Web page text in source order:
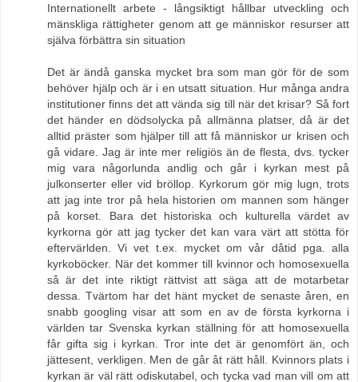
Internationellt arbete - långsiktigt hållbar utveckling och
mänskliga rättigheter genom att ge människor resurser att
själva förbättra sin situation
Det är ändå ganska mycket bra som man gör för de som
behöver hjälp och är i en utsatt situation. Hur många andra
institutioner finns det att vända sig till när det krisar? Så fort
det händer en dödsolycka på allmänna platser, då är det
alltid präster som hjälper till att få människor ur krisen och
gå vidare. Jag är inte mer religiös än de flesta, dvs. tycker
mig vara någorlunda andlig och går i kyrkan mest på
julkonserter eller vid bröllop. Kyrkorum gör mig lugn, trots
att jag inte tror på hela historien om mannen som hänger
på korset. Bara det historiska och kulturella värdet av
kyrkorna gör att jag tycker det kan vara värt att stötta för
eftervärlden. Vi vet t.ex. mycket om vår dåtid pga. alla
kyrkoböcker. När det kommer till kvinnor och homosexuella
så är det inte riktigt rättvist att säga att de motarbetar
dessa. Tvärtom har det hänt mycket de senaste åren, en
snabb googling visar att som en av de första kyrkorna i
världen tar Svenska kyrkan ställning för att homosexuella
får gifta sig i kyrkan. Tror inte det är genomfört än, och
jättesent, verkligen. Men de går åt rätt håll. Kvinnors plats i
kyrkan är väl rätt odiskutabel, och tycka vad man vill om att